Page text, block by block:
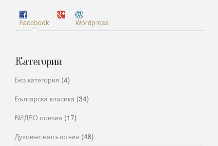
Facebook Wordpress
Категории
Без категория (4)
Българска класика (34)
ВИДЕО поезия (17)
Духовни напътствия (48)